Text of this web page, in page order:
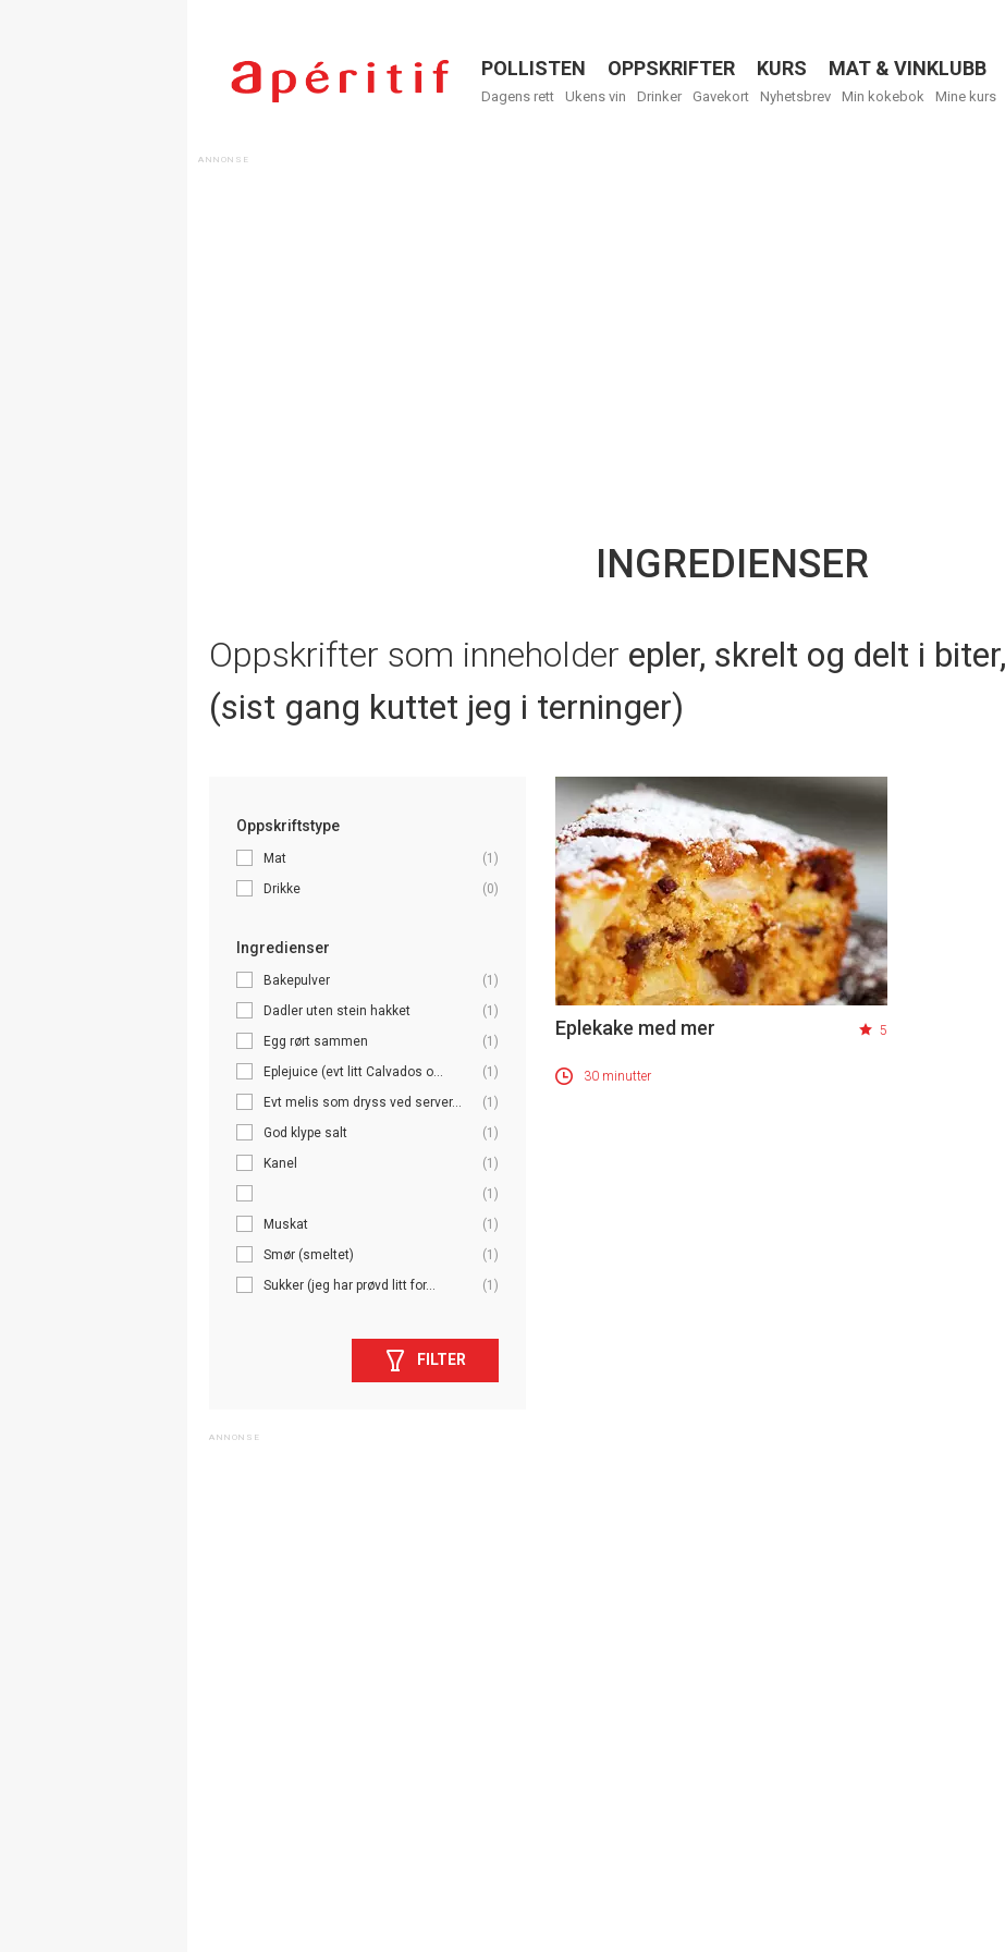
Menu
POLLISTEN OPPSKRIFTER KURS MAT & VINKLUBB
Dagens rett Ukens vin Drinker Gavekort Nyhetsbrev Min kokebok Mine kurs
INGREDIENSER
Oppskrifter som inneholder epler, skrelt og delt i
(sist gang kuttet jeg i terninger)
Oppskriftstype
Mat
(1)
Drikke
(0)
Ingredienser
Bakepulver
(1)
Dadler uten stein hakket
(1)
Egg rørt sammen
(1)
Eplejuice (evt litt Calvados o...
(1)
Evt melis som dryss ved server...
(1)
God klype salt
(1)
Kanel
(1)
(1)
Muskat
(1)
Smør (smeltet)
(1)
Sukker (jeg har prøvd litt for...
(1)
FILTER
Eplekake med mer 5
30 minutter